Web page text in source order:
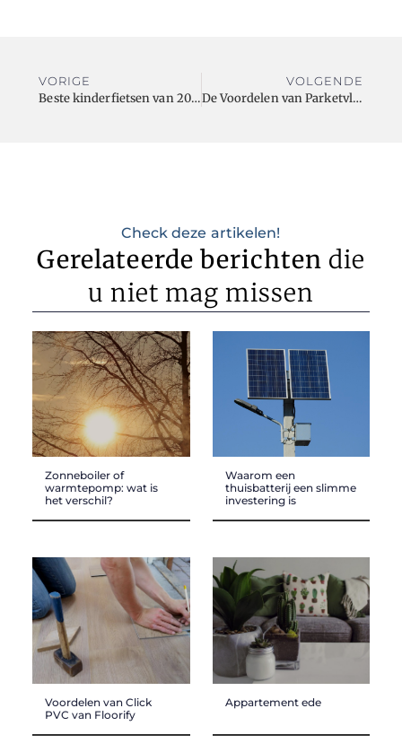
VORIGE
Beste kinderfietsen van 2023 – bewezen en getest
VOLGENDE
De Voordelen van Parketvloeren: Sfeer, Duurzaamheid en Onderhoudsgemak
Check deze artikelen!
Gerelateerde berichten die
u niet mag missen
Zonneboiler of
warmtepomp: wat is
het verschil?
Waarom een
thuisbatterij een slimme
investering is
Voordelen van Click
PVC van Floorify
Appartement ede